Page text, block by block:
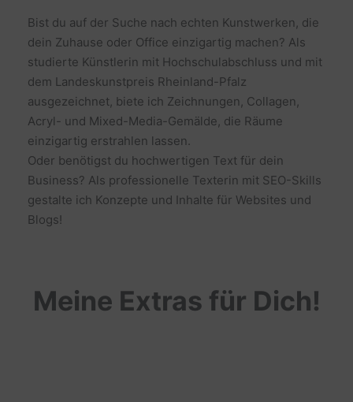
Bist du auf der Suche nach echten Kunstwerken, die
dein Zuhause oder Office einzigartig machen? Als
studierte Künstlerin mit Hochschulabschluss und mit
dem Landeskunstpreis Rheinland-Pfalz
ausgezeichnet, biete ich Zeichnungen, Collagen,
Acryl- und Mixed-Media-Gemälde, die Räume
einzigartig erstrahlen lassen.
Oder benötigst du hochwertigen Text für dein
Business? Als professionelle Texterin mit SEO-Skills
gestalte ich Konzepte und Inhalte für Websites und
Blogs!
Meine Extras für Dich!